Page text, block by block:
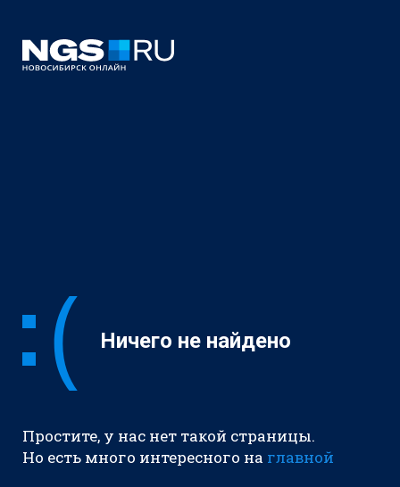
Ничего не найдено
Простите, у нас нет такой страницы.
Но есть много интересного на главной